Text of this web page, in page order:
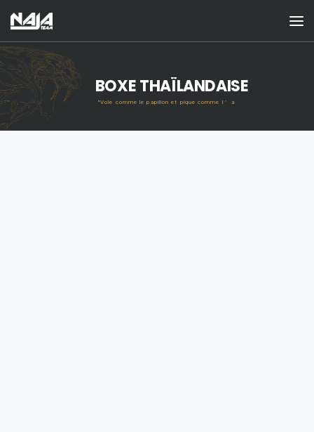
BOXE THAÏLANDAISE
"Vole comme le p apillon et pique comme l ’ a